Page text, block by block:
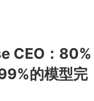
CEO：80%
的模型完